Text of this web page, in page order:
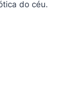
do céu.